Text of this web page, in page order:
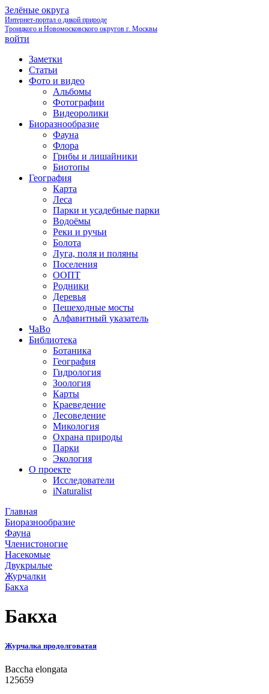
Зелёные округа
Интернет-портал о дикой природе
Троицкого и Новомосковского округов г. Москвы
войти
Заметки
Статьи
Фото и видео
Альбомы
Фотографии
Видеоролики
Биоразнообразие
Фауна
Флора
Грибы и лишайники
Биотопы
География
Карта
Леса
Парки и усадебные парки
Водоёмы
Реки и ручьи
Болота
Луга, поля и поляны
Поселения
ООПТ
Родники
Деревья
Пешеходные мосты
Алфавитный указатель
ЧаВо
Библиотека
Ботаника
География
Гидрология
Зоология
Карты
Краеведение
Лесоведение
Микология
Охрана природы
Парки
Экология
О проекте
Исследователи
iNaturalist
Главная
Биоразнообразие
Фауна
Членистоногие
Насекомые
Двукрылые
Журчалки
Бакха
Бакха
Журчалка продолговатая
Baccha elongata
125659